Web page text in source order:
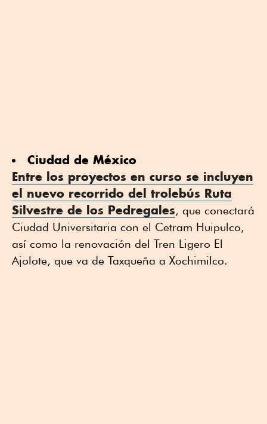
Ciudad de México
Entre los proyectos en curso se incluyen
el nuevo recorrido del trolebús Ruta
Silvestre de los Pedregales, que conectará
Ciudad Universitaria con el Cetram Huipulco,
así como la renovación del Tren Ligero El
Ajolote, que va de Taxqueña a Xochimilco.